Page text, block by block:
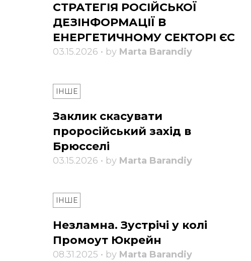
СТРАТЕГІЯ РОСІЙСЬКОЇ
ДЕЗІНФОРМАЦІЇ В
ЕНЕРГЕТИЧНОМУ СЕКТОРІ ЄС
03.15.2026 • by Marta Barandiy
ІНШЕ
Заклик скасувати
проросійський захід в
Брюсселі
03.15.2026 • by Marta Barandiy
ІНШЕ
Незламна. Зустрічі у колі
Промоут Юкрейн
08.31.2025 • by Marta Barandiy